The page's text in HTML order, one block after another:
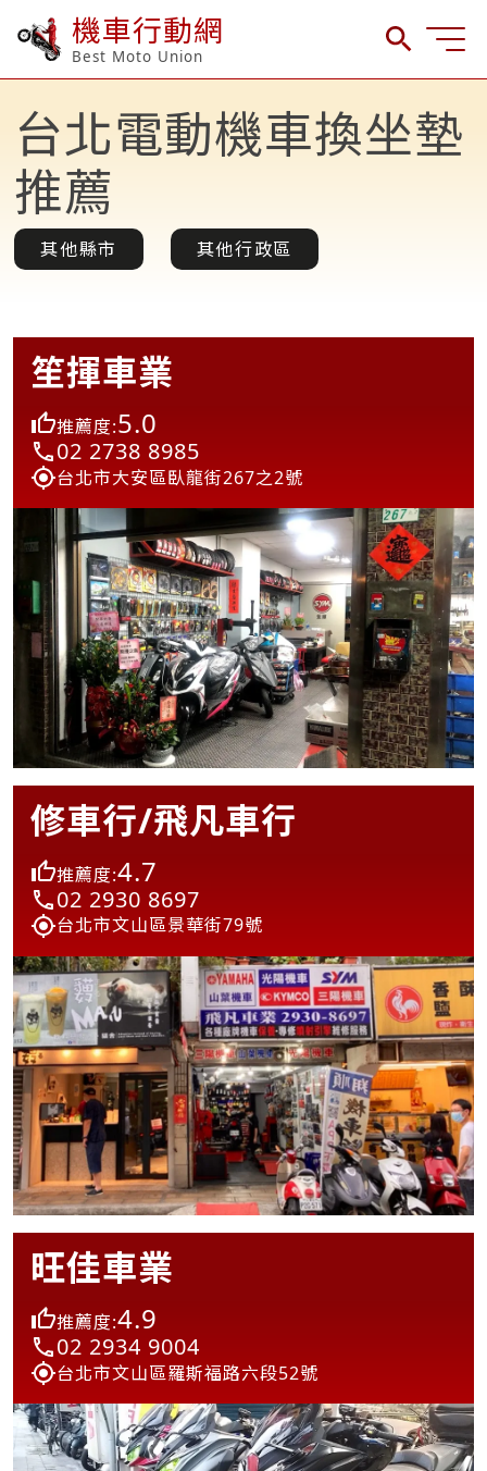
機車行動網
Best Moto Union
台北電動機車換坐墊
推薦
其他縣市 其他行政區
笙揮車業
推薦度:5.0
02 2738 8985
台北市大安區臥龍街267之2號
修車行/飛凡車行
推薦度:4.7
02 2930 8697
台北市文山區景華街79號
旺佳車業
推薦度:4.9
02 2934 9004
台北市文山區羅斯福路六段52號